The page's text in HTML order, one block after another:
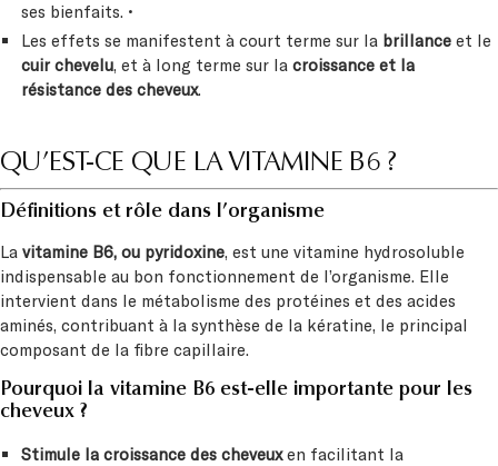
ses bienfaits. •
Les effets se manifestent à court terme sur la brillance et le
cuir chevelu, et à long terme sur lacroissance et la
résistance des cheveux.
QU’EST-CE QUE LA VITAMINE B6 ?
Définitions et rôle dans l’organisme
La vitamine B6, ou pyridoxine, est une vitamine hydrosoluble
indispensable au bon fonctionnement de l’organisme. Elle
intervient dans le métabolisme des protéines et des acides
aminés, contribuant à la synthèse de la kératine, le principal
composant de la fibre capillaire.
Pourquoi la vitamine B6 est-elle importante pour les
cheveux ?
Stimule la croissance des cheveuxen facilitant la